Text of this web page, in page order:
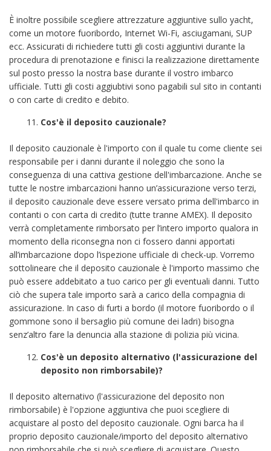
È inoltre possibile scegliere attrezzature aggiuntive sullo yacht,
come un motore fuoribordo, Internet Wi-Fi, asciugamani, SUP
ecc. Assicurati di richiedere tutti gli costi aggiuntivi durante la
procedura di prenotazione e finisci la realizzazione direttamente
sul posto presso la nostra base durante il vostro imbarco
ufficiale. Tutti gli costi aggiubtivi sono pagabili sul sito in contanti
o con carte di credito e debito.
Cos'è il deposito cauzionale?
Il deposito cauzionale è l'importo con il quale tu come cliente sei
responsabile per i danni durante il noleggio che sono la
conseguenza di una cattiva gestione dell'imbarcazione. Anche se
tutte le nostre imbarcazioni hanno un’assicurazione verso terzi,
il deposito cauzionale deve essere versato prima dell'imbarco in
contanti o con carta di credito (tutte tranne AMEX). Il deposito
verrà completamente rimborsato per l’intero importo qualora in
momento della riconsegna non ci fossero danni apportati
all’imbarcazione dopo l’ispezione ufficiale di check-up. Vorremo
sottolineare che il deposito cauzionale è l'importo massimo che
può essere addebitato a tuo carico per gli eventuali danni. Tutto
ciò che supera tale importo sarà a carico della compagnia di
assicurazione. In caso di furti a bordo (il motore fuoribordo o il
gommone sono il bersaglio più comune dei ladri) bisogna
senz’altro fare la denuncia alla stazione di polizia più vicina.
Cos'è un deposito alternativo (l'assicurazione del
deposito non rimborsabile)?
Il deposito alternativo (l'assicurazione del deposito non
rimborsabile) è l'opzione aggiuntiva che puoi scegliere di
acquistare al posto del deposito cauzionale. Ogni barca ha il
proprio deposito cauzionale/importo del deposito alternativo